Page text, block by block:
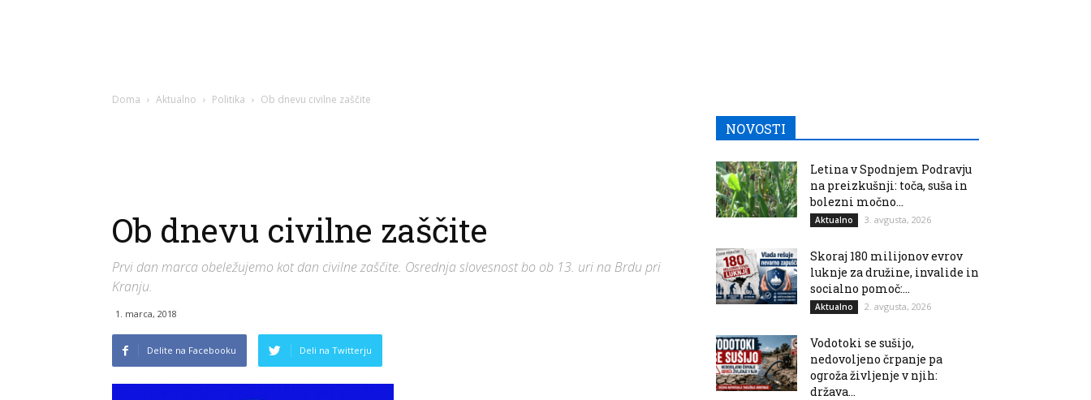
Doma Aktualno Politika Ob dnevu civilne zaščite
Ob dnevu civilne zaščite
Prvi dan marca obeležujemo kot dan civilne zaščite. Osrednja slovesnost bo ob 13. uri na Brdu pri
Kranju.
1. marca, 2018
Delite na Facebooku Deli na Twitterju
NOVOSTI
Letina v Spodnjem Podravju
na preizkušnji: toča, suša in
bolezni močno...
Aktualno 3. avgusta, 2026
Skoraj 180 milijonov evrov
luknje za družine, invalide in
socialno pomoč:...
Aktualno 2. avgusta, 2026
Vodotoki se sušijo,
nedovoljeno črpanje pa
ogroža življenje v njih:
država...